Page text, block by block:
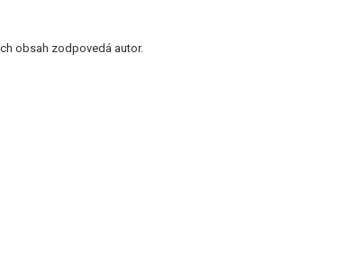
obsah zodpovedá autor.